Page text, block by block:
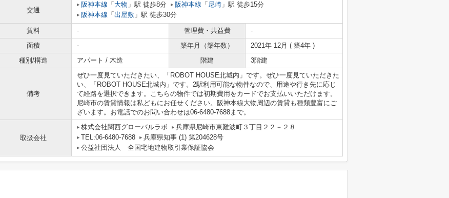
交通
阪神本線 「 大物 」駅 徒歩8分 阪神本線 「 尼崎 」駅 徒歩15分
阪神本線 「 出屋敷 」駅 徒歩30分
賃料 - 管理費・共益費
-
面積
- 築年月（築年数）
2021年 12月 ( 築4年 )
種別/構造
アパート / 木造 階建 3階建
備考
ぜひ一度見ていただきたい、「ROBOT HOUSE北城内」です。ぜひ一度見ていただきた
い、「ROBOT HOUSE北城内」です。2駅利用可能な物件なので、用途や行き先に応じ
て経路を選択できます。こちらの物件では初期費用をカードでお支払いいただけます。
尼崎市の賃貸情報は私どもにお任せください。阪神本線大物周辺の賃貸も種類豊富にご
ざいます。お電話でのお問い合わせは06-6480-7688まで。
取扱会社
株式会社関西グローバルラボ
兵庫県尼崎市東難波町３丁目２２－２８
TEL:06-6480-7688
兵庫県知事 (1) 第204628号
公益社団法人 全国宅地建物取引業保証協会